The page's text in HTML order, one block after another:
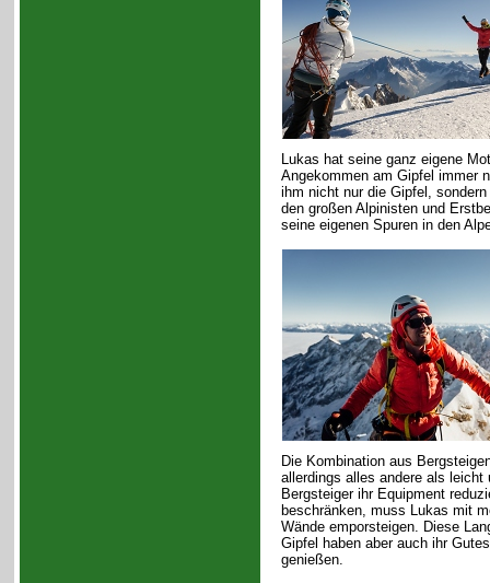
Lukas hat seine ganz eigene
Angekommen am Gipfel immer
ihm nicht nur die Gipfel,
den großen Alpinisten und
seine eigenen Spuren in den
Die Kombination aus
allerdings alles andere als
Bergsteiger ihr Equipment
beschränken, muss Lukas mit
Wände emporsteigen. Diese
Gipfel haben aber auch ihr
genießen.